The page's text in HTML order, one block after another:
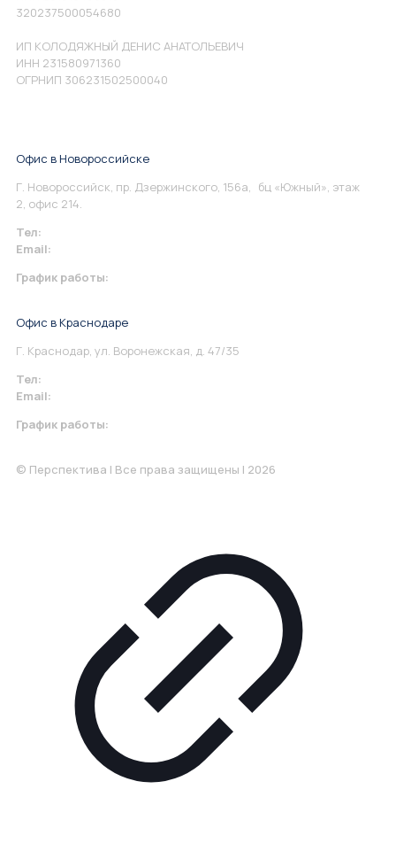
320237500054680
ИП КОЛОДЯЖНЫЙ ДЕНИС АНАТОЛЬЕВИЧ
ИНН 231580971360
ОГРНИП 306231502500040
Офис в Новороссийске
Г. Новороссийск, пр. Дзержинского, 156а, бц «Южный», этаж
2, офис 214.
Тел:
Email:
График работы:
Офис в Краснодаре
Г. Краснодар, ул. Воронежская, д. 47/35
Тел:
Email:
График работы:
© Перспектива | Все права защищены | 2026